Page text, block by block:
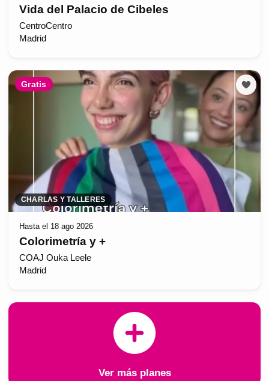
Vida del Palacio de Cibeles
CentroCentro
Madrid
Gratis
CHARLAS Y TALLERES
Hasta el 18 ago 2026
Colorimetría y +
COAJ Ouka Leele
Madrid
Ver más planes